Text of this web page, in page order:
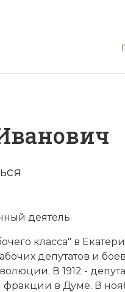
деятель.
класса" в
депутатов и
. В 1912 -
в Думе. В